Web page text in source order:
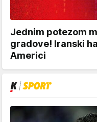
Jednim potezom
gradove! Iranski
Americi